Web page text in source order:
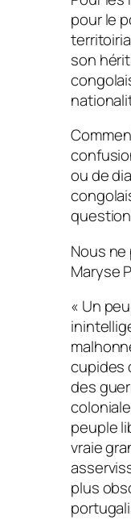
pour le
son
ou de
Nous
Maryse
« Un
cupides
des
peuple
vraie
plus